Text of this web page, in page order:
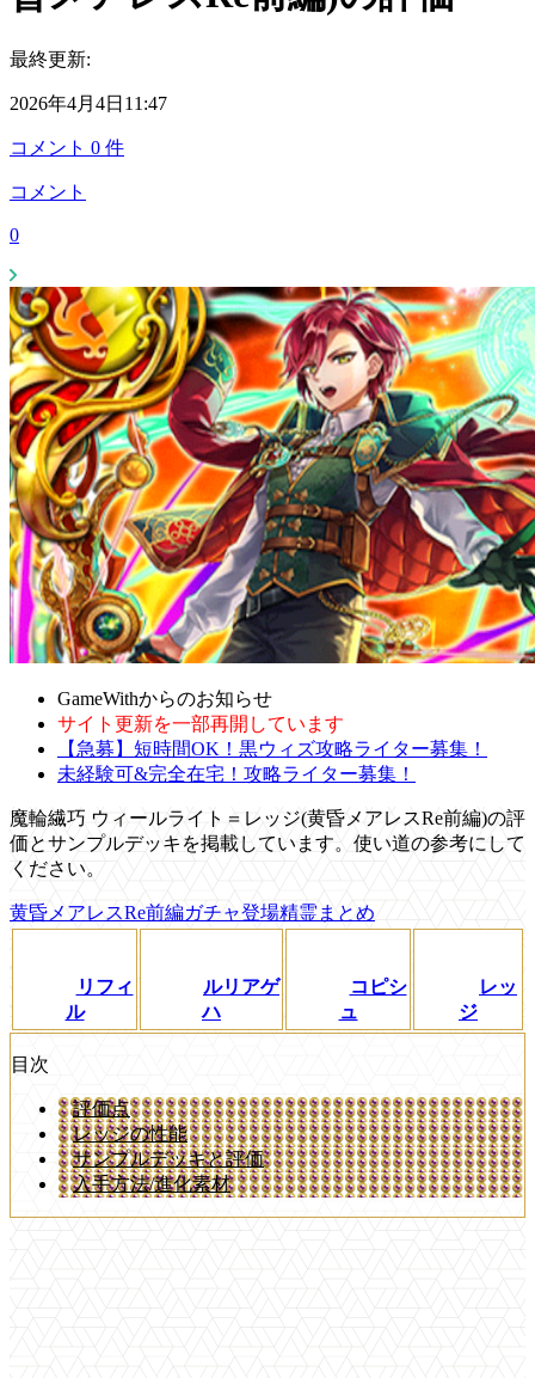
最終更新:
2026年4月4日11:47
コメント 0 件
コメント
0
GameWithからのお知らせ
サイト更新を一部再開しています
【急募】短時間OK！黒ウィズ攻略ライター募集！
未経験可&完全在宅！攻略ライター募集！
魔輪繊巧 ウィールライト＝レッジ(黄昏メアレスRe前編)の評
価とサンプルデッキを掲載しています。使い道の参考にして
ください。
黄昏メアレスRe前編ガチャ登場精霊まとめ
リフィ
ル
ルリアゲ
ハ
コピシ
ュ
レッ
ジ
目次
評価点
レッジの性能
サンプルデッキと評価
入手方法/進化素材